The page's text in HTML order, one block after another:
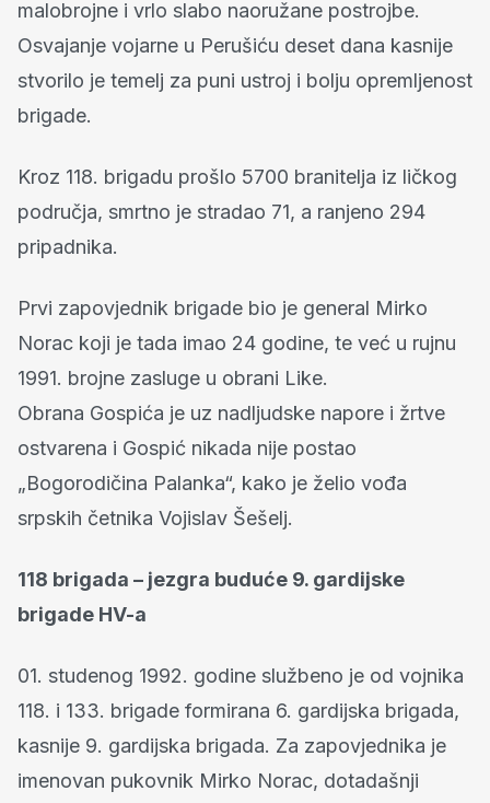
malobrojne i vrlo slabo naoružane postrojbe.
Osvajanje vojarne u Perušiću deset dana kasnije
stvorilo je temelj za puni ustroj i bolju opremljenost
brigade.
Kroz 118. brigadu prošlo 5700 branitelja iz ličkog
područja, smrtno je stradao 71, a ranjeno 294
pripadnika.
Prvi zapovjednik brigade bio je general Mirko
Norac koji je tada imao 24 godine, te već u rujnu
1991. brojne zasluge u obrani Like.
Obrana Gospića je uz nadljudske napore i žrtve
ostvarena i Gospić nikada nije postao
„Bogorodičina Palanka“, kako je želio vođa
srpskih četnika Vojislav Šešelj.
118 brigada – jezgra buduće 9. gardijske
brigade HV-a
01. studenog 1992. godine službeno je od vojnika
118. i 133. brigade formirana 6. gardijska brigada,
kasnije 9. gardijska brigada. Za zapovjednika je
imenovan pukovnik Mirko Norac, dotadašnji